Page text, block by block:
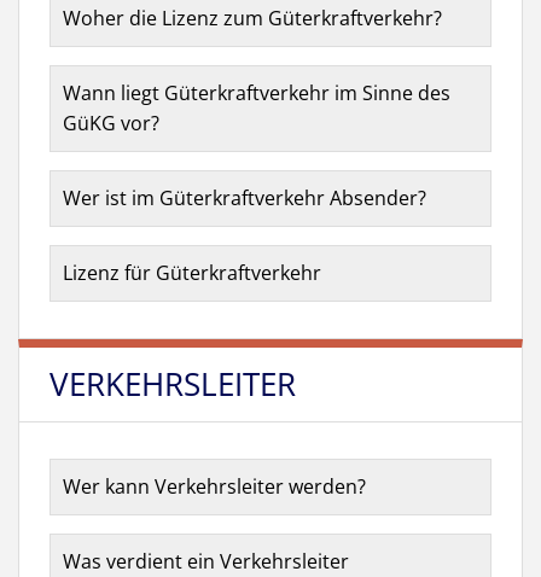
Woher die Lizenz zum Güterkraftverkehr?
Wann liegt Güterkraftverkehr im Sinne des
GüKG vor?
Wer ist im Güterkraftverkehr Absender?
Lizenz für Güterkraftverkehr
VERKEHRSLEITER
Wer kann Verkehrsleiter werden?
Was verdient ein Verkehrsleiter